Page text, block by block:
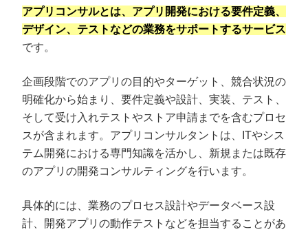
アプリコンサルとは、アプリ開発における要件定義、
デザイン、テストなどの業務をサポートするサービス
です。
企画段階でのアプリの目的やターゲット、競合状況の
明確化から始まり、要件定義や設計、実装、テスト、
そして受け入れテストやストア申請までを含むプロセ
スが含まれます。アプリコンサルタントは、ITやシス
テム開発における専門知識を活かし、新規または既存
のアプリの開発コンサルティングを行います。
具体的には、業務のプロセス設計やデータベース設
計、開発アプリの動作テストなどを担当することがあ